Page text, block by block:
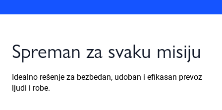
Spreman za svaku misiju
Idealno rešenje za bezbedan, udoban i efikasan prevoz
ljudi i robe.